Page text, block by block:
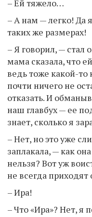
– Ей тяжело…
– А нам — легко! Да
таких же размерах!
– Я говорил, — стал
мама сказала, что
ведь тоже какой-то
почти ничего не
отказать. И
наш главбух — ее
знает, сколько я
– Нет, но это уже
заплакала, — как
нельзя? Вот уж
не всегда
– Ира!
– Что «Ира»? Нет, я